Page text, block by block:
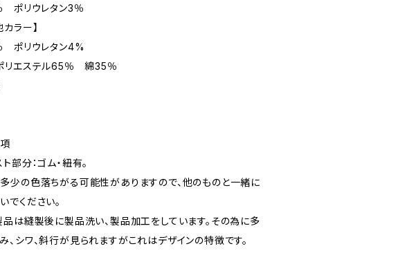
ポリウレタン3％
カラー】
ポリウレタン4%
リエステル65％ 綿35％
ト部分：ゴム・紐有。
少の色落ちがる可能性がありますので、他のものと一緒に
でください。
品は縫製後に製品洗い、製品加工をしています。その為に多
、シワ、斜行が見られますがこれはデザインの特徴です。